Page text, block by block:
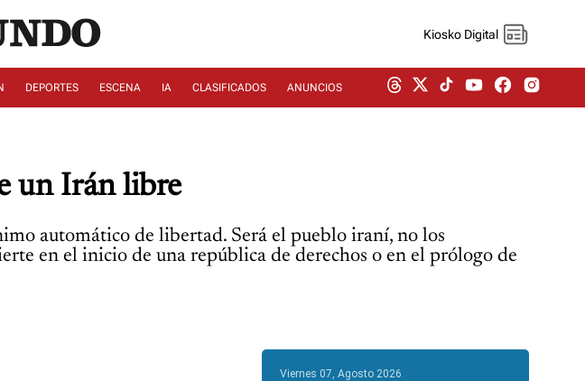
Kiosko Digital
DEPORTES ESCENA IA CLASIFICADOS ANUNCIOS
un Irán libre
automático de libertad. Será el pueblo iraní, no los
en el inicio de una república de derechos o en el prólogo de
Viernes 07, Agosto 2026